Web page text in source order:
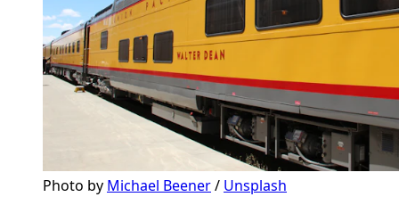
Photo by Michael Beener/ Unsplash